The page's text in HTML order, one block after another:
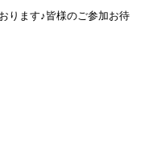
ります♪皆様のご参加お待